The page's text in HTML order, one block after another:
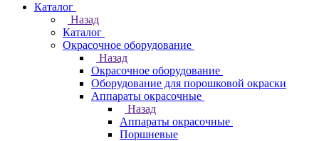
Каталог
Назад
Каталог
Окрасочное оборудование
Назад
Окрасочное оборудование
Оборудование для порошковой окраски
Аппараты окрасочные
Назад
Аппараты окрасочные
Поршневые